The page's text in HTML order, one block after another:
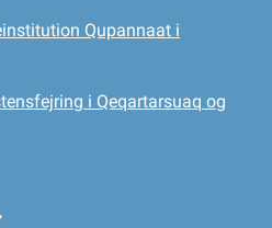
Qupannaat i
i Qeqartarsuaq og